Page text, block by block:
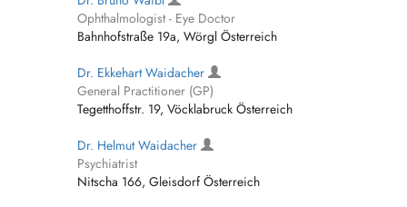
Ophthalmologist - Eye Doctor
Bahnhofstraße 19a, Wörgl Österreich
Dr. Ekkehart Waidacher
General Practitioner (GP)
Tegetthoffstr. 19, Vöcklabruck Österreich
Dr. Helmut Waidacher
Psychiatrist
Nitscha 166, Gleisdorf Österreich